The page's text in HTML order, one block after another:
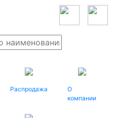
Распродажа
О
компании